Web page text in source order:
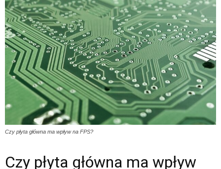
Czy płyta główna ma wpływ na FPS?
Czy płyta główna ma wpływ